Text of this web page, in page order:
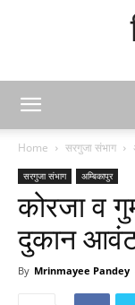
Home सरगुजा संभाग
सरगुजा संभाग अम्बिकापुर
कोरजा व
दुकान
By Mrinmayee Pandey